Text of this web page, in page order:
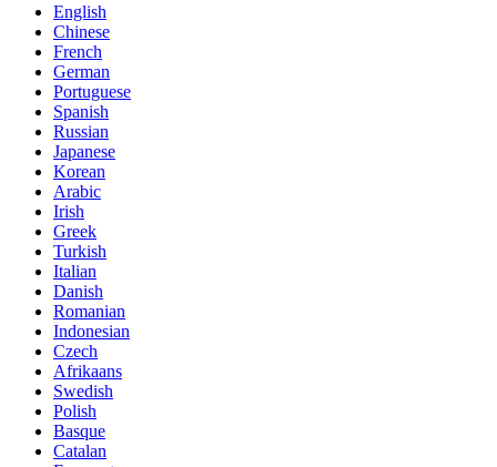
English
Chinese
French
German
Portuguese
Spanish
Russian
Japanese
Korean
Arabic
Irish
Greek
Turkish
Italian
Danish
Romanian
Indonesian
Czech
Afrikaans
Swedish
Polish
Basque
Catalan